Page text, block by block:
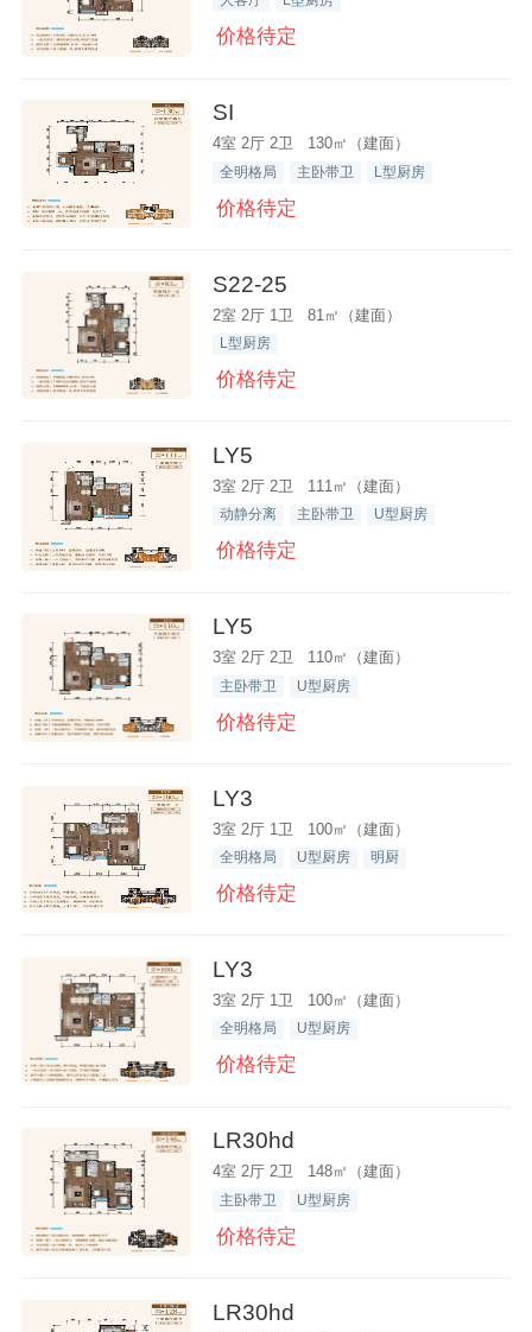
价格待定
SI
4室 2厅 2卫 130㎡（建面）
全明格局 主卧带卫 L型厨房
价格待定
S22-25
2室 2厅 1卫 81㎡（建面）
L型厨房
价格待定
LY5
3室 2厅 2卫 111㎡（建面）
动静分离 主卧带卫 U型厨房
价格待定
LY5
3室 2厅 2卫 110㎡（建面）
主卧带卫 U型厨房
价格待定
LY3
3室 2厅 1卫 100㎡（建面）
全明格局 U型厨房 明厨
价格待定
LY3
3室 2厅 1卫 100㎡（建面）
全明格局 U型厨房
价格待定
LR30hd
4室 2厅 2卫 148㎡（建面）
主卧带卫 U型厨房
价格待定
LR30hd